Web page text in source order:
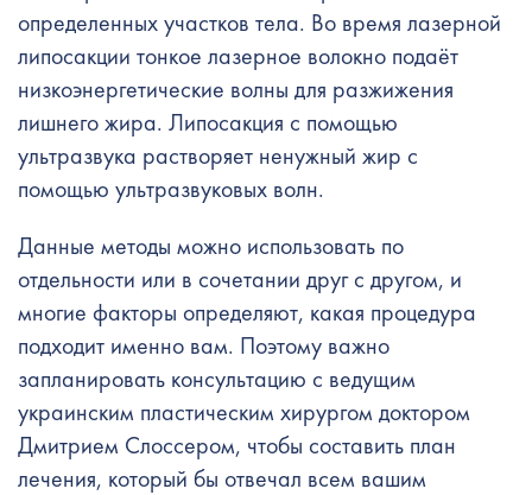
определенных участков тела. Во время лазерной
липосакции тонкое лазерное волокно подаёт
низкоэнергетические волны для разжижения
лишнего жира. Липосакция с помощью
ультразвука растворяет ненужный жир с
помощью ультразвуковых волн.
Данные методы можно использовать по
отдельности или в сочетании друг с другом, и
многие факторы определяют, какая процедура
подходит именно вам. Поэтому важно
запланировать консультацию с ведущим
украинским пластическим хирургом доктором
Дмитрием Слоссером, чтобы составить план
лечения, который бы отвечал всем вашим